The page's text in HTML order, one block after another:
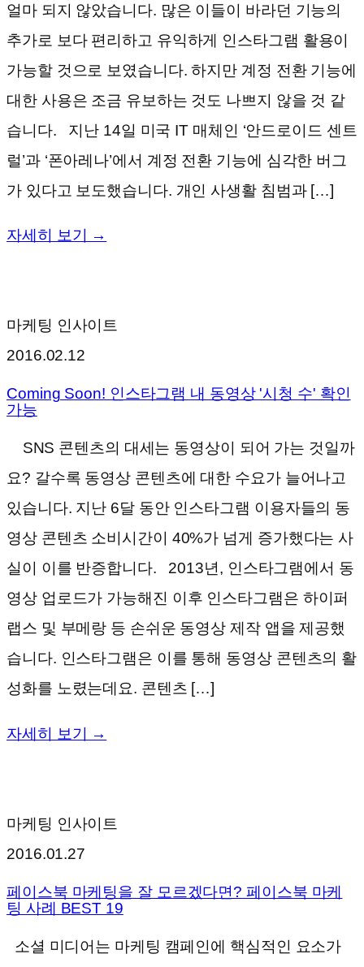
얼마 되지 않았습니다. 많은 이들이 바라던 기능의
추가로 보다 편리하고 유익하게 인스타그램 활용이
가능할 것으로 보였습니다. 하지만 계정 전환 기능에
대한 사용은 조금 유보하는 것도 나쁘지 않을 것 같
습니다. 지난 14일 미국 IT 매체인 ‘안드로이드 센트
럴’과 ‘폰아레나’에서 계정 전환 기능에 심각한 버그
가 있다고 보도했습니다. 개인 사생활 침범과 […]
자세히 보기 →
마케팅 인사이트
2016.02.12
Coming Soon! 인스타그램 내 동영상 '시청 수' 확인
가능
SNS 콘텐츠의 대세는 동영상이 되어 가는 것일까
요? 갈수록 동영상 콘텐츠에 대한 수요가 늘어나고
있습니다. 지난 6달 동안 인스타그램 이용자들의 동
영상 콘텐츠 소비시간이 40%가 넘게 증가했다는 사
실이 이를 반증합니다. 2013년, 인스타그램에서 동
영상 업로드가 가능해진 이후 인스타그램은 하이퍼
랩스 및 부메랑 등 손쉬운 동영상 제작 앱을 제공했
습니다. 인스타그램은 이를 통해 동영상 콘텐츠의 활
성화를 노렸는데요. 콘텐츠 […]
자세히 보기 →
마케팅 인사이트
2016.01.27
페이스북 마케팅을 잘 모르겠다면? 페이스북 마케
팅 사례 BEST 19
소셜 미디어는 마케팅 캠페인에 핵심적인 요소가